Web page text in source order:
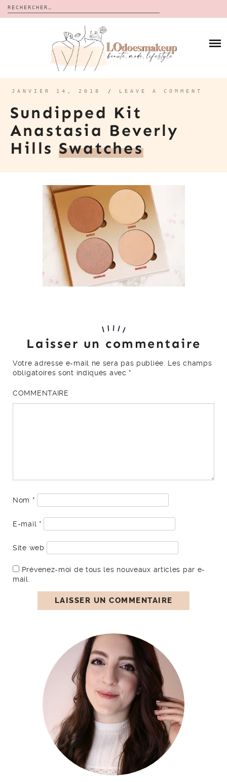
Rechercher :
CALENDRIERS DE L’AVENT
BON PLAN
À PROPOS
CONTACT
JANVIER 14, 2018 / LEAVE A COMMENT
Sundipped Kit
Anastasia Beverly
HillsSwatches
Laisser un commentaire
Votre adresse e-mail ne sera pas publiée.
Les champs
obligatoires sont indiqués avec *
COMMENTAIRE
Nom *
E-mail *
Site web
Prévenez-moi de tous les nouveaux articles par e-
mail.